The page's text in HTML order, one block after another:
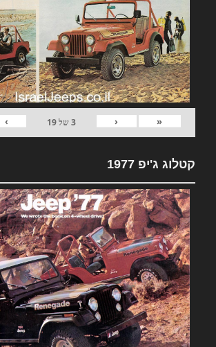
«
‹
3של19
›
קטלוג ג'יפ 1977